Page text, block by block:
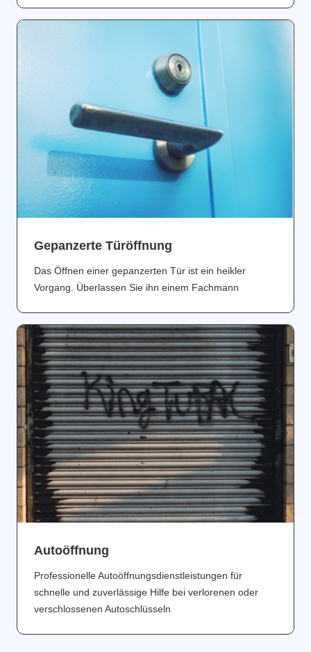
Gepanzerte Türöffnung
Das Öffnen einer gepanzerten Tür ist ein heikler
Vorgang. Überlassen Sie ihn einem Fachmann
Аutoöffnung
Professionelle Autoöffnungsdienstleistungen für
schnelle und zuverlässige Hilfe bei verlorenen oder
verschlossenen Autoschlüsseln